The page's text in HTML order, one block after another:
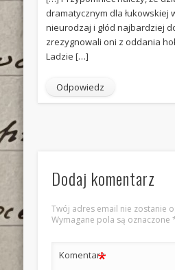
dramatycznym dla łukowskiej
nieurodzaj i głód najbardziej
zrezygnowali oni z oddania
Ladzie […]
Odpowiedz
Dodaj komentarz
Twój adres email nie zostanie
Wymagane pola są oznaczone
Komentarz
*